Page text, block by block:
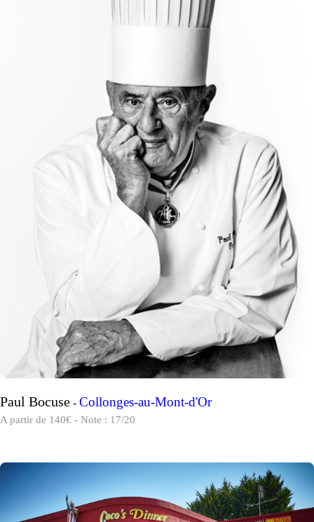
Paul Bocuse - Collonges-au-Mont-d'Or
A partir de 140€ - Note : 17/20